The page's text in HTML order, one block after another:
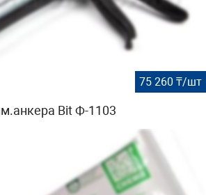
75 260 ₸/шт
Bit Ф-1103